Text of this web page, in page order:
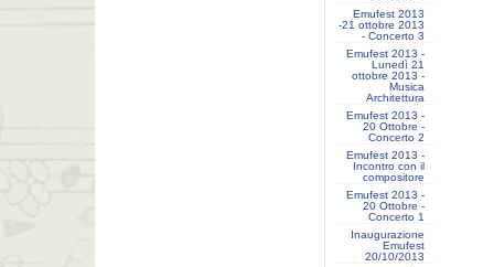
Emufest 2013
-21 ottobre 2013
- Concerto 3
Emufest 2013 -
Lunedì 21
ottobre 2013 -
Musica
Architettura
Emufest 2013 -
20 Ottobre -
Concerto 2
Emufest 2013 -
Incontro con il
compositore
Emufest 2013 -
20 Ottobre -
Concerto 1
Inaugurazione
Emufest
20/10/2013